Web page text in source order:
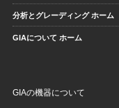
分析とグレーディング ホーム
GIAについて ホーム
GIAの機器について